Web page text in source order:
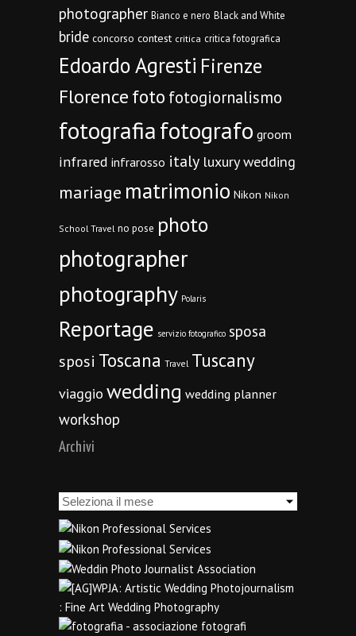
photographer Bianco e nero Black and White
bride concorso contest critica critica fotografica
Edoardo Agresti Firenze
Florencefoto fotogiornalismo
fotografiafotografo groom
infrared infrarosso italy luxury wedding
mariage matrimonio Nikon Nikon
School Travel no pose photo
photographer
photography Polaris
Reportage servizio fotografico sposa
sposi Toscana Travel Tuscany
viaggio wedding wedding planner
workshop
Archivi
Archivi